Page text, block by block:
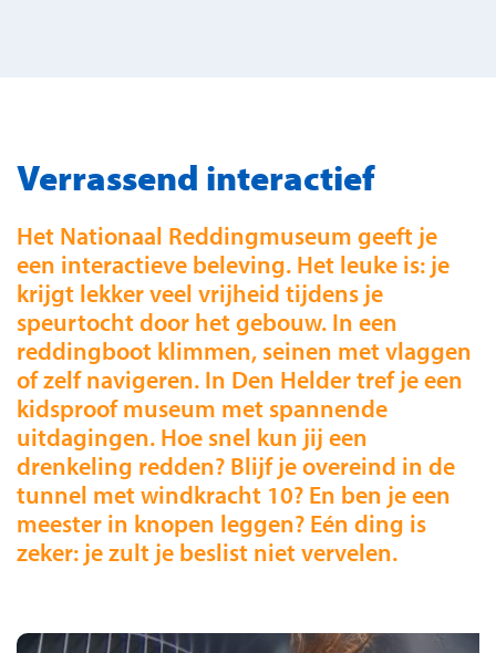
Verrassend interactief
Het Nationaal Reddingmuseum geeft je
een interactieve beleving. Het leuke is: je
krijgt lekker veel vrijheid tijdens je
speurtocht door het gebouw. In een
reddingboot klimmen, seinen met vlaggen
of zelf navigeren. In Den Helder tref je een
kidsproof museum met spannende
uitdagingen. Hoe snel kun jij een
drenkeling redden? Blijf je overeind in de
tunnel met windkracht 10? En ben je een
meester in knopen leggen? Eén ding is
zeker: je zult je beslist niet vervelen.